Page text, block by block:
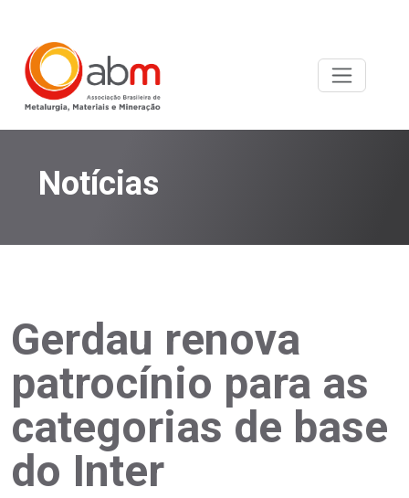
Notícias
Gerdau renova
patrocínio para as
categorias de base
do Inter